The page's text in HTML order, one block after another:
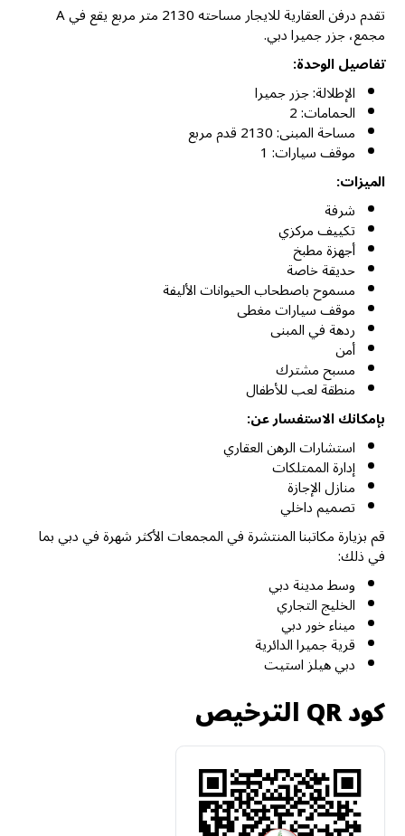
تقدم درفن العقارية للايجار مساحته 2130 متر مربع يقع في A
مجمع، جزر جميرا دبي.
تفاصيل الوحدة:
الإطلالة: جزر جميرا
الحمامات: 2
مساحة المبنى: 2130 قدم مربع
موقف سيارات: 1
الميزات:
شرفة
تكييف مركزي
أجهزة مطبخ
حديقة خاصة
مسموح باصطحاب الحيوانات الأليفة
موقف سيارات مغطى
ردهة في المبنى
أمن
مسبح مشترك
منطقة لعب للأطفال
بإمكانك الاستفسار عن:
استشارات الرهن العقاري
إدارة الممتلكات
منازل الإجازة
تصميم داخلي
قم بزيارة مكاتبنا المنتشرة في المجمعات الأكثر شهرة في دبي بما
في ذلك:
وسط مدينة دبي
الخليج التجاري
ميناء خور دبي
قرية جميرا الدائرية
دبي هيلز استيت
كود QR الترخيص